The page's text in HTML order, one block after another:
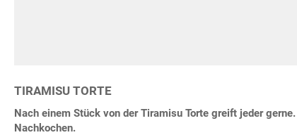
TIRAMISU TORTE
Nach einem Stück von der Tiramisu Torte greift jeder
Nachkochen.